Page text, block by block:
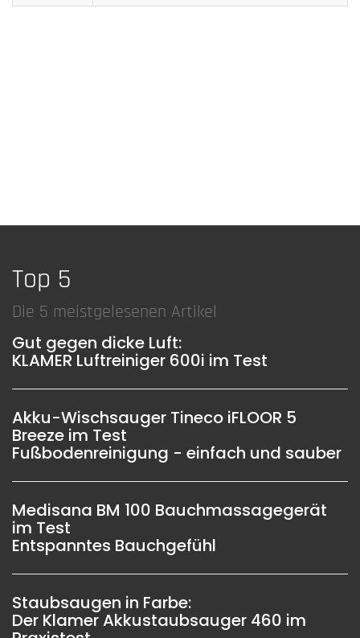
Top 5
Die 5 meistgelesenen Artikel
Gut gegen dicke Luft:
KLAMER Luftreiniger 600i im Test
Akku-Wischsauger Tineco iFLOOR 5
Breeze im Test
Fußbodenreinigung - einfach und sauber
Medisana BM 100 Bauchmassagegerät
im Test
Entspanntes Bauchgefühl
Staubsaugen in Farbe:
Der Klamer Akkustaubsauger 460 im